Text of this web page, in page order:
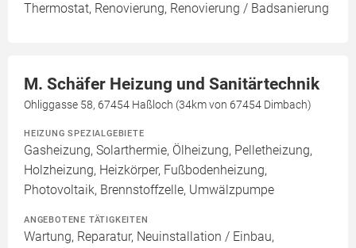
Thermostat, Renovierung, Renovierung / Badsanierung
M. Schäfer Heizung und Sanitärtechnik
Ohliggasse 58, 67454 Haßloch (34km von 67454 Dimbach)
HEIZUNG SPEZIALGEBIETE
Gasheizung, Solarthermie, Ölheizung, Pelletheizung,
Holzheizung, Heizkörper, Fußbodenheizung,
Photovoltaik, Brennstoffzelle, Umwälzpumpe
ANGEBOTENE TÄTIGKEITEN
Wartung, Reparatur, Neuinstallation / Einbau,